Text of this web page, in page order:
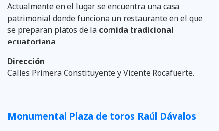
Actualmente en el lugar se encuentra una casa
patrimonial donde funciona un restaurante en el que
se preparan platos de la comida tradicional
ecuatoriana.
Dirección
Calles Primera Constituyente y Vicente Rocafuerte.
Monumental Plaza de toros Raúl Dávalos